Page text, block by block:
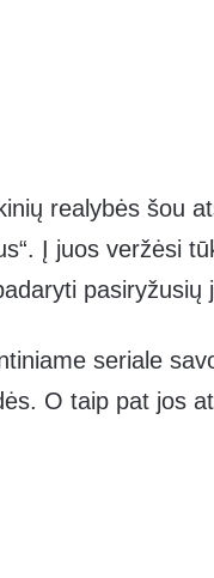
realybės šou
Į juos veržėsi
pasiryžusių
seriale
O taip pat jos